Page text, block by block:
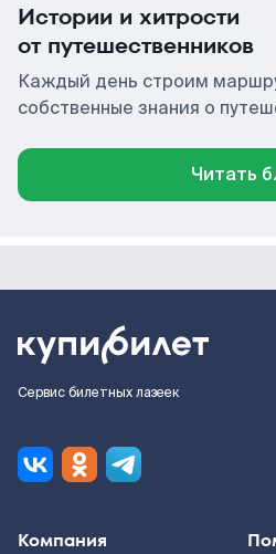
Истории и хитрости
от путешественников
Каждый день строим
собственные знания о
Читать
Сервис билетных лазеек
Компания